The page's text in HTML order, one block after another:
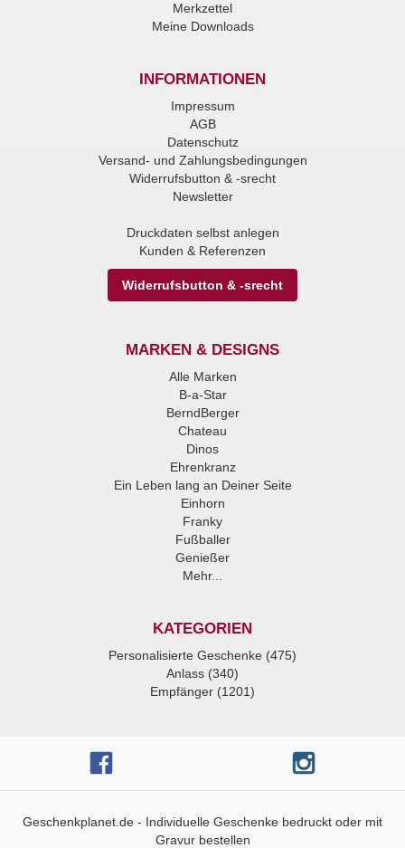
Merkzettel
Meine Downloads
INFORMATIONEN
Impressum
AGB
Datenschutz
Versand- und Zahlungsbedingungen
Widerrufsbutton & -srecht
Newsletter
Druckdaten selbst anlegen
Kunden & Referenzen
Widerrufsbutton & -srecht
MARKEN & DESIGNS
Alle Marken
B-a-Star
BerndBerger
Chateau
Dinos
Ehrenkranz
Ein Leben lang an Deiner Seite
Einhorn
Franky
Fußballer
Genießer
Mehr...
KATEGORIEN
Personalisierte Geschenke (475)
Anlass (340)
Empfänger (1201)
Geschenkplanet.de - Individuelle Geschenke bedruckt oder mit
Gravur bestellen